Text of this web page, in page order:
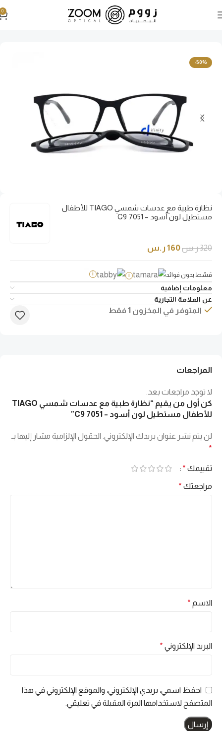
0
-50%
نظارة طبية مع عدسات شمسي TIAGO للأطفال
مستطيل لون أسود – 7051 C9
320ر.س160 ر.س
قسّط بدون فوائد i
i
معلومات إضافية
عن العلامة التجارية
المتوفر في المخزون 1 فقط
المراجعات
لا توجد مراجعات بعد.
كن أول من يقيم “نظارة طبية مع عدسات شمسي TIAGO
للأطفال مستطيل لون أسود – 7051 C9”
لن يتم نشر عنوان بريدك الإلكتروني. الحقول الإلزامية مشار إليها بـ
*
تقييمك *
مراجعتك *
الاسم *
البريد الإلكتروني *
احفظ اسمي، بريدي الإلكتروني، والموقع الإلكتروني في هذا
المتصفح لاستخدامها المرة المقبلة في تعليقي.